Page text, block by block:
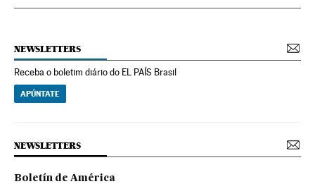
NEWSLETTERS
Receba o boletim diário do EL PAÍS Brasil
APÚNTATE
NEWSLETTERS
Boletín de América